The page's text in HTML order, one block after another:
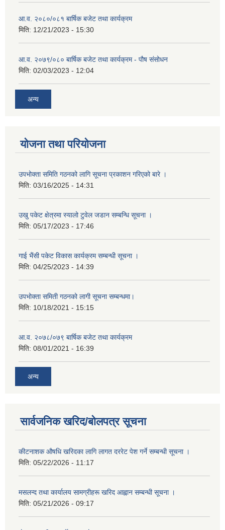
आ.व. २०८०/०८१ बार्षिक बजेट तथा कार्यक्रम
मिति: 12/21/2023 - 15:30
आ.व. २०७९/०८० बार्षिक बजेट तथा कार्यक्रम - पौष संसोधन
मिति: 02/03/2023 - 12:04
अन्य
योजना तथा परियोजना
उपभोक्ता समिति गठनको लागि सूचना प्रकाशन गरिएको बारे ।
मिति: 03/16/2025 - 14:31
उखु पकेट क्षेत्रमा स्यालो टुवेल जडान सम्बन्धि सूचना ।
मिति: 05/17/2023 - 17:46
गाई भैंसी पकेट विकास कार्यक्रम सम्बन्धी सूचना ।
मिति: 04/25/2023 - 14:39
उपभोक्ता समिती गठनको लागी सूचना सम्बन्धमा।
मिति: 10/18/2021 - 15:15
आ.व. २०७८/०७९ बार्षिक बजेट तथा कार्यक्रम
मिति: 08/01/2021 - 16:39
अन्य
सार्वजनिक खरिद/बोलपत्र सूचना
कीटनाशक औषधि खरिदका लागि लागत दररेट पेश गर्ने सम्बन्धी सूचना ।
मिति: 05/22/2026 - 11:17
मसलन्द तथा कार्यालय सामग्रीहरू खरिद आह्वान सम्बन्धी सूचना ।
मिति: 05/21/2026 - 09:17